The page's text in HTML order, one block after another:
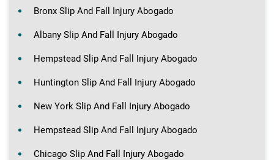
Bronx Slip And Fall Injury Abogado
Albany Slip And Fall Injury Abogado
Hempstead Slip And Fall Injury Abogado
Huntington Slip And Fall Injury Abogado
New York Slip And Fall Injury Abogado
Hempstead Slip And Fall Injury Abogado
Chicago Slip And Fall Injury Abogado